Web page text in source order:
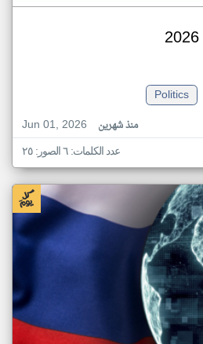
Politics
Jun 01, 2026
منذ شهرين
عدد الكلمات: ٦ الصور: ٢٥